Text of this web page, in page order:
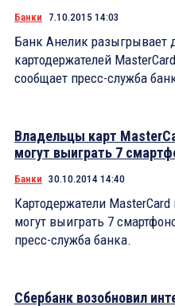
Банки 7.10.2015 14:03
Банк Анелик разыгрывает
картодержателей
сообщает пресс-служба
Владельцы карт
могут выиграть 7
Банки 30.10.2014 14:40
Картодержатели
могут выиграть 7
пресс-служба банка.
Сбербанк возобновил